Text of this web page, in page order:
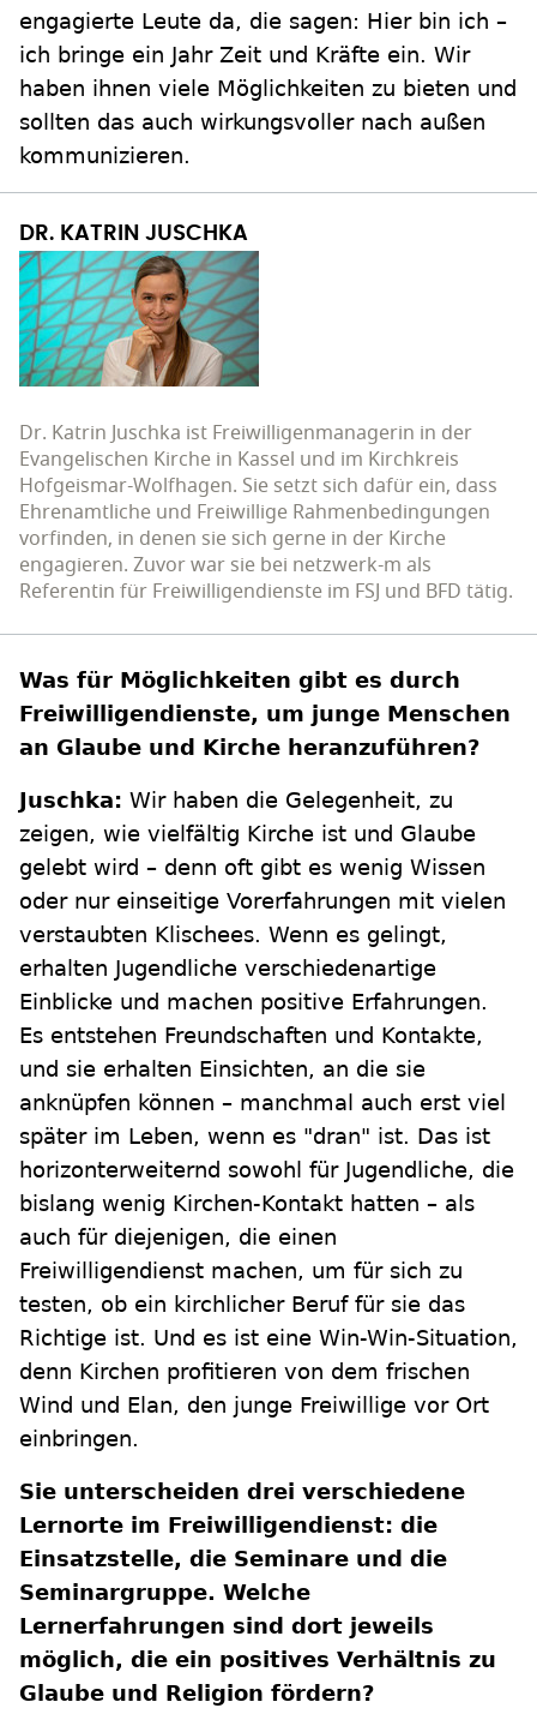
engagierte Leute da, die sagen: Hier bin ich –
ich bringe ein Jahr Zeit und Kräfte ein. Wir
haben ihnen viele Möglichkeiten zu bieten und
sollten das auch wirkungsvoller nach außen
kommunizieren.
DR. KATRIN JUSCHKA
Dr. Katrin Juschka ist Freiwilligenmanagerin in der
Evangelischen Kirche in Kassel und im Kirchkreis
Hofgeismar-Wolfhagen. Sie setzt sich dafür ein, dass
Ehrenamtliche und Freiwillige Rahmenbedingungen
vorfinden, in denen sie sich gerne in der Kirche
engagieren. Zuvor war sie bei netzwerk-m als
Referentin für Freiwilligendienste im FSJ und BFD tätig.
Was für Möglichkeiten gibt es durch
Freiwilligendienste, um junge Menschen
an Glaube und Kirche heranzuführen?
Juschka: Wir haben die Gelegenheit, zu
zeigen, wie vielfältig Kirche ist und Glaube
gelebt wird – denn oft gibt es wenig Wissen
oder nur einseitige Vorerfahrungen mit vielen
verstaubten Klischees. Wenn es gelingt,
erhalten Jugendliche verschiedenartige
Einblicke und machen positive Erfahrungen.
Es entstehen Freundschaften und Kontakte,
und sie erhalten Einsichten, an die sie
anknüpfen können – manchmal auch erst viel
später im Leben, wenn es "dran" ist. Das ist
horizonterweiternd sowohl für Jugendliche, die
bislang wenig Kirchen-Kontakt hatten – als
auch für diejenigen, die einen
Freiwilligendienst machen, um für sich zu
testen, ob ein kirchlicher Beruf für sie das
Richtige ist. Und es ist eine Win-Win-Situation,
denn Kirchen profitieren von dem frischen
Wind und Elan, den junge Freiwillige vor Ort
einbringen.
Sie unterscheiden drei verschiedene
Lernorte im Freiwilligendienst: die
Einsatzstelle, die Seminare und die
Seminargruppe. Welche
Lernerfahrungen sind dort jeweils
möglich, die ein positives Verhältnis zu
Glaube und Religion fördern?